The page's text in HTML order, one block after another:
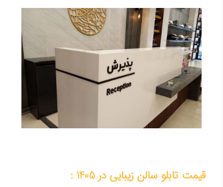
قیمت تابلو سالن زیبایی در 1405 :